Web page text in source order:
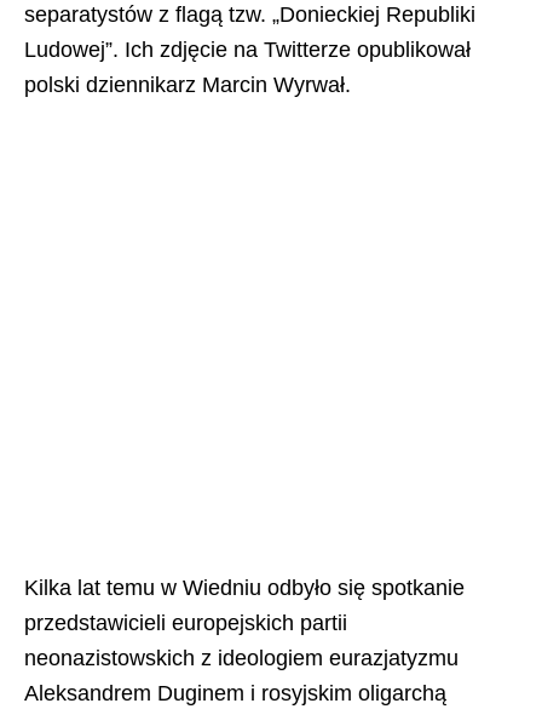
separatystów z flagą tzw. „Donieckiej Republiki
Ludowej”. Ich zdjęcie na Twitterze opublikował
polski dziennikarz Marcin Wyrwał.
Kilka lat temu w Wiedniu odbyło się spotkanie
przedstawicieli europejskich partii
neonazistowskich z ideologiem eurazjatyzmu
Aleksandrem Duginem i rosyjskim oligarchą